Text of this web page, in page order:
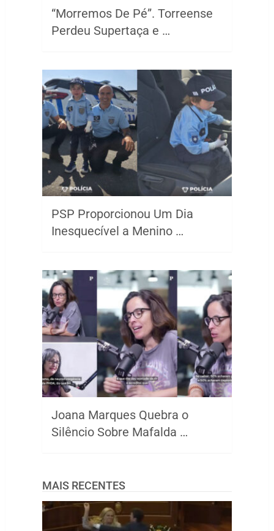
“Morremos De Pé”. Torreense
Perdeu Supertaça e …
PSP Proporcionou Um Dia
Inesquecível a Menino …
Joana Marques Quebra o
Silêncio Sobre Mafalda …
MAIS RECENTES